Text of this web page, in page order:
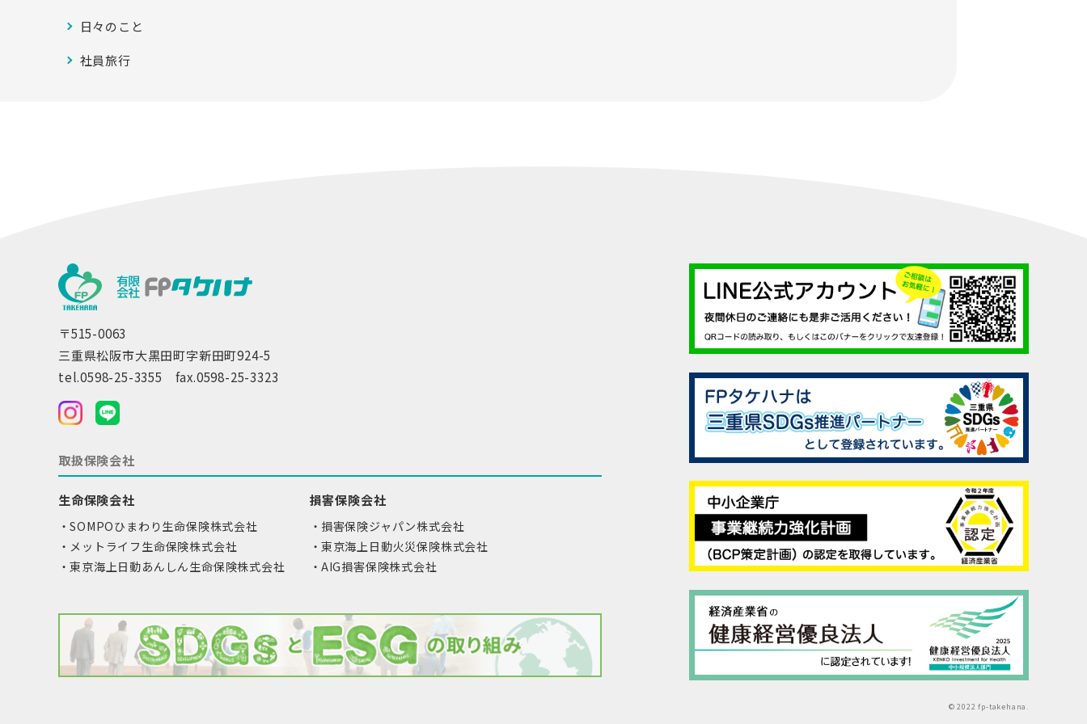
日々のこと
社員旅行
〒515-0063
三重県松阪市大黒田町字新田町924-5
tel.0598-25-3355 fax.0598-25-3323
取扱保険会社
生命保険会社
SOMPOひまわり生命保険株式会社
メットライフ生命保険株式会社
東京海上日動あんしん生命保険株式会社
損害保険会社
損害保険ジャパン株式会社
東京海上日動火災保険株式会社
AIG損害保険株式会社
© 2022 fp-takehana.